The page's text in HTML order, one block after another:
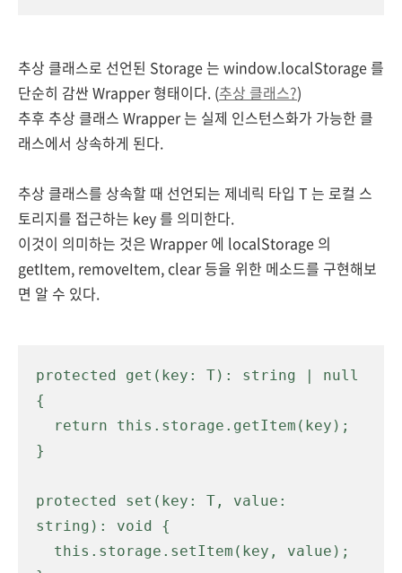
추상 클래스로 선언된 Storage 는 window.localStorage 를
단순히 감싼 Wrapper 형태이다. (추상 클래스?)
추후 추상 클래스 Wrapper 는 실제 인스턴스화가 가능한 클
래스에서 상속하게 된다.
추상 클래스를 상속할 때 선언되는 제네릭 타입 T 는 로컬 스
토리지를 접근하는 key 를 의미한다.
이것이 의미하는 것은 Wrapper 에 localStorage 의
getItem, removeItem, clear 등을 위한 메소드를 구현해보
면 알 수 있다.
protected get(key: T): string | null
{
}
protected set(key: T, value:
string): void {